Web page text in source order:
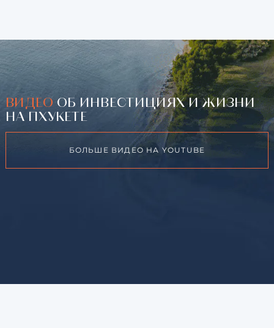
ВИДЕО ОБ ИНВЕСТИЦИЯХ И ЖИЗНИ
НА ПХУКЕТЕ
БОЛЬШЕ ВИДЕО НА YOUTUBE